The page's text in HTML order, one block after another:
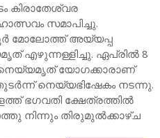
കിരാതേശ്വര
സമാപിച്ചു.
മോലോത്ത് അയ്യപ്പ
എഴുന്നള്ളിച്ചു. ഏപ്രിൽ 8
നെയ്യമൃത് യോഗക്കാരാണ്
നെയ്യഭിഷേകം നടന്നു.
ഭഗവതി ക്ഷേത്രത്തിൽ
നിന്നും തിരുമുൽക്കാഴ്ച